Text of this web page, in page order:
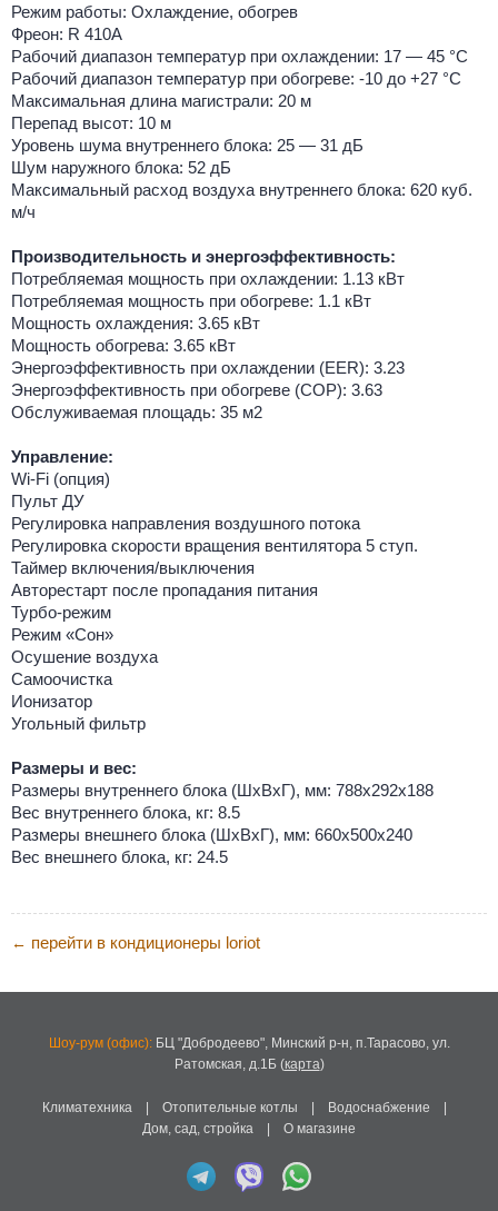
Режим работы: Охлаждение, обогрев
Фреон: R 410A
Рабочий диапазон температур при охлаждении: 17 — 45 °C
Рабочий диапазон температур при обогреве: -10 до +27 °C
Максимальная длина магистрали: 20 м
Перепад высот: 10 м
Уровень шума внутреннего блока: 25 — 31 дБ
Шум наружного блока: 52 дБ
Максимальный расход воздуха внутреннего блока: 620 куб.
м/ч
Производительность и энергоэффективность:
Потребляемая мощность при охлаждении: 1.13 кВт
Потребляемая мощность при обогреве: 1.1 кВт
Мощность охлаждения: 3.65 кВт
Мощность обогрева: 3.65 кВт
Энергоэффективность при охлаждении (EER): 3.23
Энергоэффективность при обогреве (COP): 3.63
Обслуживаемая площадь: 35 м2
Управление:
Wi-Fi (опция)
Пульт ДУ
Регулировка направления воздушного потока
Регулировка скорости вращения вентилятора 5 ступ.
Таймер включения/выключения
Авторестарт после пропадания питания
Турбо-режим
Режим «Сон»
Осушение воздуха
Самоочистка
Ионизатор
Угольный фильтр
Размеры и вес:
Размеры внутреннего блока (ШхВхГ), мм: 788х292х188
Вес внутреннего блока, кг: 8.5
Размеры внешнего блока (ШхВхГ), мм: 660х500х240
Вес внешнего блока, кг: 24.5
← перейти в кондиционеры loriot
Шоу-рум (офис):БЦ "Добродеево", Минский р-н, п.Тарасово, ул.
Ратомская, д.1Б(карта)
Климатехника| Отопительные котлы Водоснабжение
Дом, сад, стройка
О магазине